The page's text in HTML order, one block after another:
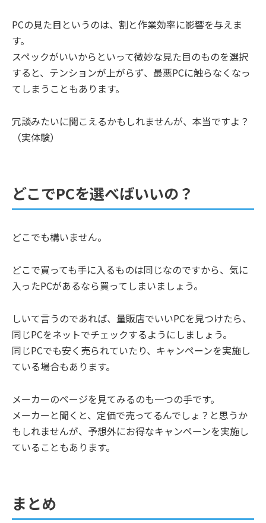
PCの見た目というのは、割と作業効率に影響を与えま
す。
スペックがいいからといって微妙な見た目のものを選択
すると、テンションが上がらず、最悪PCに触らなくなっ
てしまうこともあります。
冗談みたいに聞こえるかもしれませんが、本当ですよ？
（実体験）
どこでPCを選べばいいの？
どこでも構いません。
どこで買っても手に入るものは同じなのですから、気に
入ったPCがあるなら買ってしまいましょう。
しいて言うのであれば、量販店でいいPCを見つけたら、
同じPCをネットでチェックするようにしましょう。
同じPCでも安く売られていたり、キャンペーンを実施し
ている場合もあります。
メーカーのページを見てみるのも一つの手です。
メーカーと聞くと、定価で売ってるんでしょ？と思うか
もしれませんが、予想外にお得なキャンペーンを実施し
ていることもあります。
まとめ